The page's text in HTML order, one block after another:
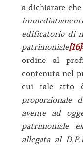
a dichiarare
edificatorio di
patrimoniale[16]
ordine al
contenuta nel
cui tale atto
proporzionale
avente ad
patrimoniale
allegata al